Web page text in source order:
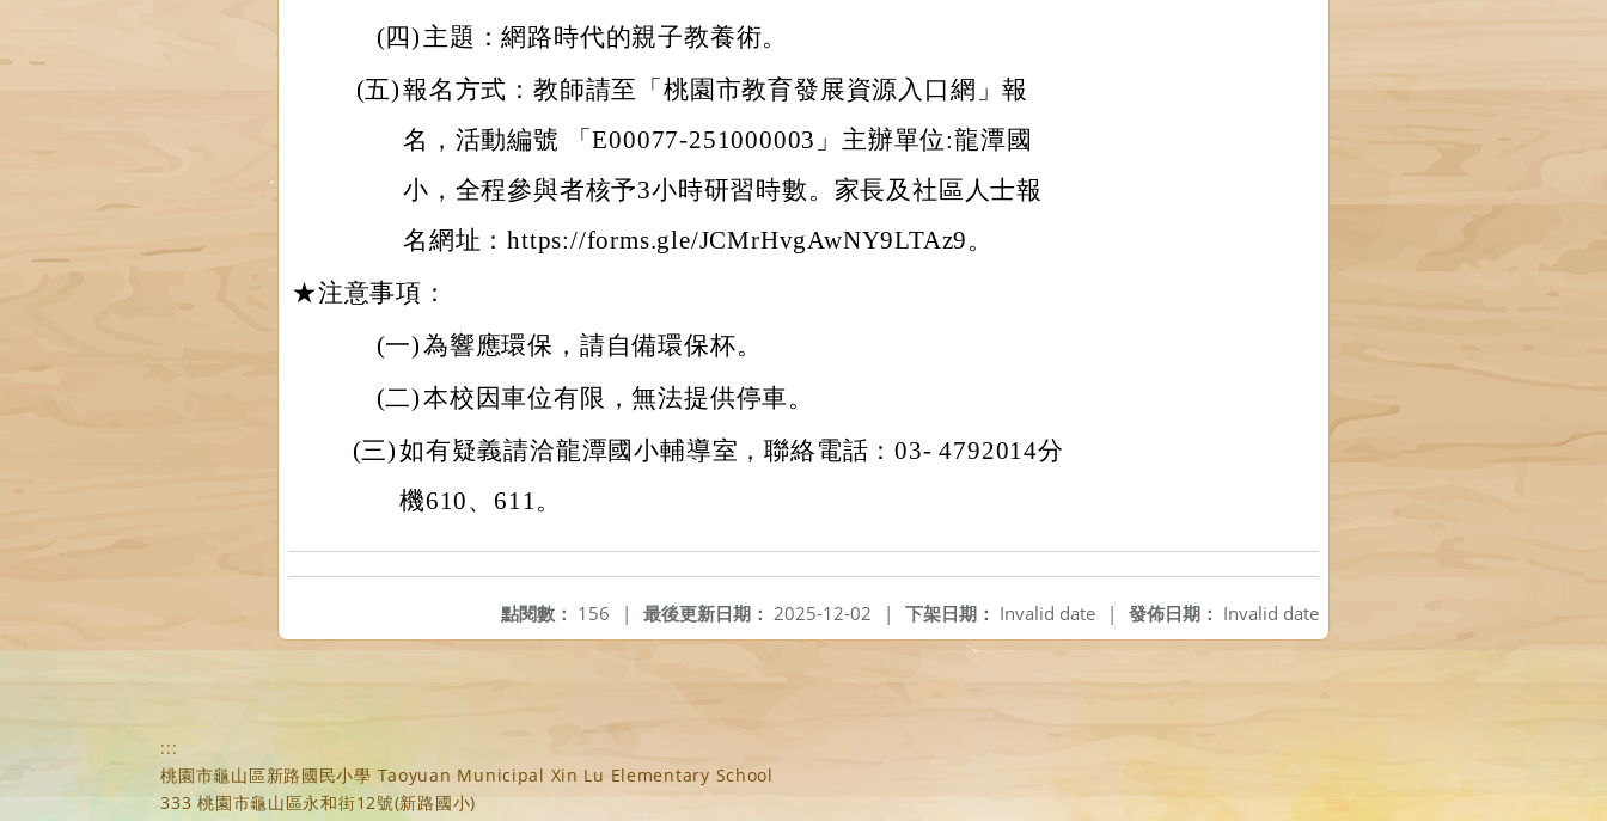
(四) 主題：網路時代的親子教養術。
(五)報名方式：教師請至「桃園市教育發展資源入口網」報
名，活動編號 「E00077-251000003」主辦單位:龍潭國
小，全程參與者核予3小時研習時數。家長及社區人士報
名網址：https://forms.gle/JCMrHvgAwNY9LTAz9。
★注意事項：
(一)為響應環保，請自備環保杯。
(二)本校因車位有限，無法提供停車。
(三)如有疑義請洽龍潭國小輔導室，聯絡電話：03- 4792014分
機610、611。
發佈日期： Invalid date
下架日期： Invalid date |
最後更新日期： 2025-12-02 |
點閱數： 156 |
:::
桃園市龜山區新路國民小學 Taoyuan Municipal Xin Lu Elementary School
333 桃園市龜山區永和街12號(新路國小)